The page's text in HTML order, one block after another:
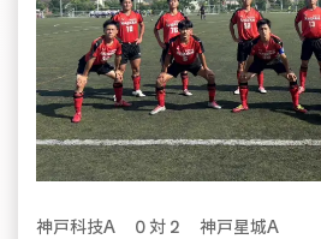
神戸科技A ０対２ 神戸星城A